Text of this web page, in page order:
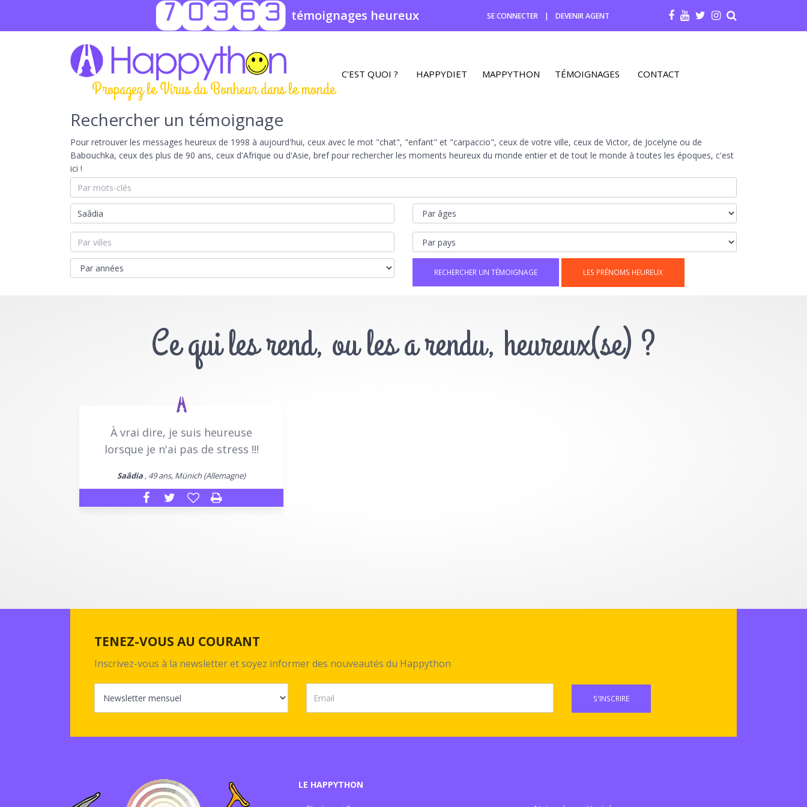
70363 témoignages heureux SE CONNECTER | DEVENIR AGENT
Propagez le Virus du Bonheur dans le monde
C'EST QUOI ? HAPPYDIET MAPPYTHON TÉMOIGNAGES CONTACT
Rechercher un témoignage
Pour retrouver les messages heureux de 1998 à aujourd'hui, ceux avec le mot "chat", "enfant" et "carpaccio", ceux de votre ville, ceux de Victor, de Jocelyne ou de
Babouchka, ceux des plus de 90 ans, ceux d'Afrique ou d'Asie, bref pour rechercher les moments heureux du monde entier et de tout le monde à toutes les époques, c'est
ici !
LES PRÉNOMS HEUREUX
Ce qui les rend, ou les a rendu, heureux(se) ?
À vrai dire, je suis heureuse
lorsque je n'ai pas de stress !!!
Saâdia , 49 ans, Münich (Allemagne)
TENEZ-VOUS AU COURANT
Inscrivez-vous à la newsletter et soyez informer des nouveautés du Happython
S'INSCRIRE
LE HAPPYTHON